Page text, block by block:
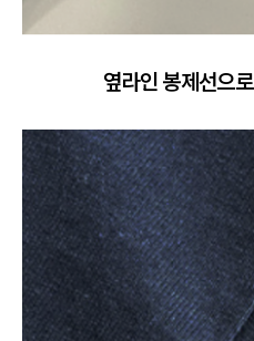
옆라인 봉제선으